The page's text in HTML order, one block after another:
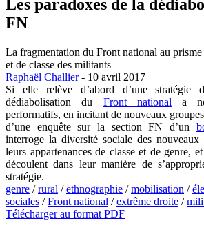
Les paradoxes de la
FN
La fragmentation du Front national au prisme
et de classe des militants
Raphaël Challier- 10 avril 2017
Si elle relève d’abord d’une stratégie
dédiabolisation du Front national a
performatifs, en incitant de nouveaux
d’une enquête sur la section FN d’un
interroge la diversité sociale des
leurs appartenances de classe et de genre,
découlent dans leur manière de
stratégie.
genre /rural /ethnographie /mobilisation /
sociales /Front national /extrême droite /
Télécharger au format PDF